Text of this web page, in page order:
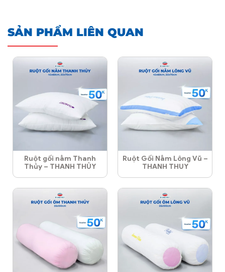
SẢN PHẨM LIÊN QUAN
Ruột gối nằm Thanh
Thủy – THANH THỦY
Ruột Gối Nằm Lông Vũ –
THANH THUY